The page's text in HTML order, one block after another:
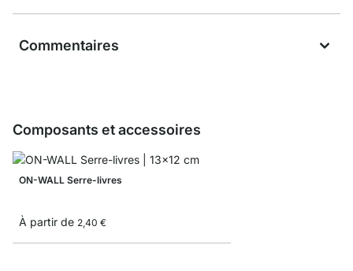
Commentaires
Composants et accessoires
ON-WALL Serre-livres
À partir de 2,40 €